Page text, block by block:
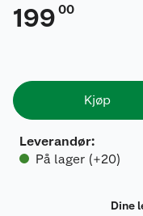
199 00
Kjøp
Leverandør:
På lager (+20)
Dine